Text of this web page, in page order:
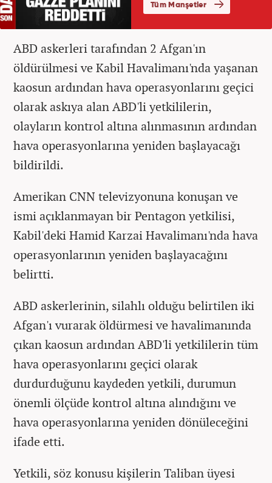
ABD askerleri tarafından 2 Afgan'ın
öldürülmesi ve Kabil Havalimanı'nda yaşanan
kaosun ardından hava operasyonlarını geçici
olarak askıya alan ABD'li yetkililerin,
olayların kontrol altına alınmasının ardından
hava operasyonlarına yeniden başlayacağı
bildirildi.
Amerikan CNN televizyonuna konuşan ve
ismi açıklanmayan bir Pentagon yetkilisi,
Kabil'deki Hamid Karzai Havalimanı'nda hava
operasyonlarının yeniden başlayacağını
belirtti.
ABD askerlerinin, silahlı olduğu belirtilen iki
Afgan'ı vurarak öldürmesi ve havalimanında
çıkan kaosun ardından ABD'li yetkililerin tüm
hava operasyonlarını geçici olarak
durdurduğunu kaydeden yetkili, durumun
önemli ölçüde kontrol altına alındığını ve
hava operasyonlarına yeniden dönüleceğini
ifade etti.
Yetkili, söz konusu kişilerin Taliban üyesi